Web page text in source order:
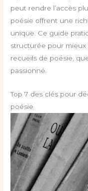
peut rendre l’accès
poésie offrent une
unique. Ce guide
structurée pour
recueils de poésie,
passionné.
Top 7 des clés pour
poésie